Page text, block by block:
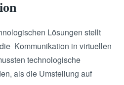
Lösungen stellt
Kommunikation in virtuellen
technologische
als die Umstellung auf